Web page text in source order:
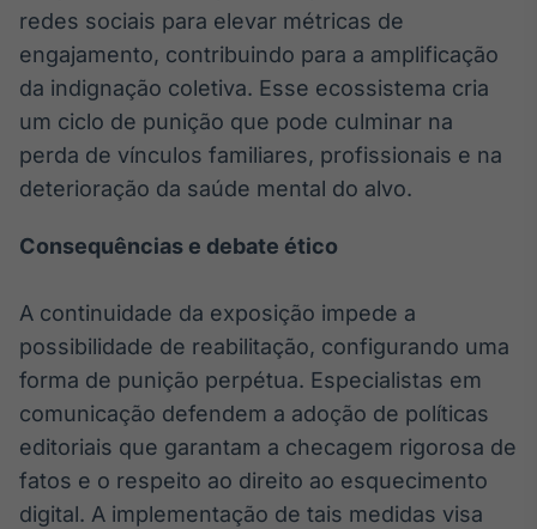
Fundos
A melhor
plataforma para
de investimento
no Brasil
IA
BroadFast
Em breve
redes sociais para elevar métricas de
engajamento, contribuindo para a amplificação
da indignação coletiva. Esse ecossistema cria
um ciclo de punição que pode culminar na
perda de vínculos familiares, profissionais e na
deterioração da saúde mental do alvo.
Consequências e debate ético
A continuidade da exposição impede a
possibilidade de reabilitação, configurando uma
forma de punição perpétua. Especialistas em
comunicação defendem a adoção de políticas
editoriais que garantam a checagem rigorosa de
fatos e o respeito ao direito ao esquecimento
digital. A implementação de tais medidas visa